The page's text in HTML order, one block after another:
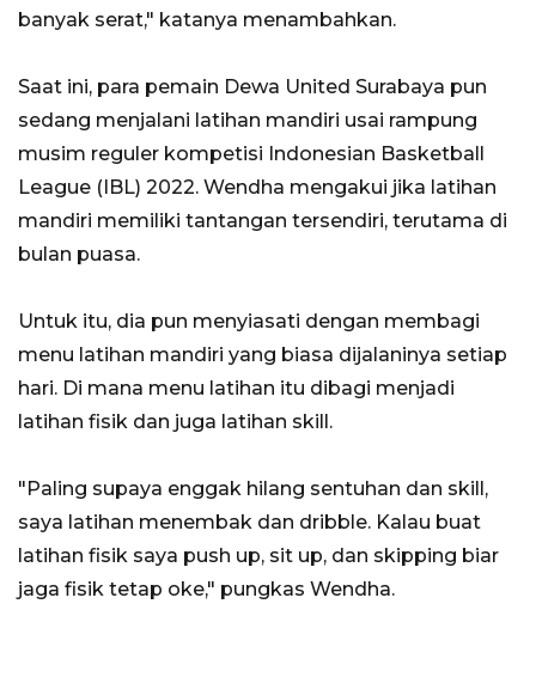
banyak serat," katanya menambahkan.
Saat ini, para pemain Dewa United Surabaya pun
sedang menjalani latihan mandiri usai rampung
musim reguler kompetisi Indonesian Basketball
League (IBL) 2022. Wendha mengakui jika latihan
mandiri memiliki tantangan tersendiri, terutama di
bulan puasa.
Untuk itu, dia pun menyiasati dengan membagi
menu latihan mandiri yang biasa dijalaninya setiap
hari. Di mana menu latihan itu dibagi menjadi
latihan fisik dan juga latihan skill.
"Paling supaya enggak hilang sentuhan dan skill,
saya latihan menembak dan dribble. Kalau buat
latihan fisik saya push up, sit up, dan skipping biar
jaga fisik tetap oke," pungkas Wendha.